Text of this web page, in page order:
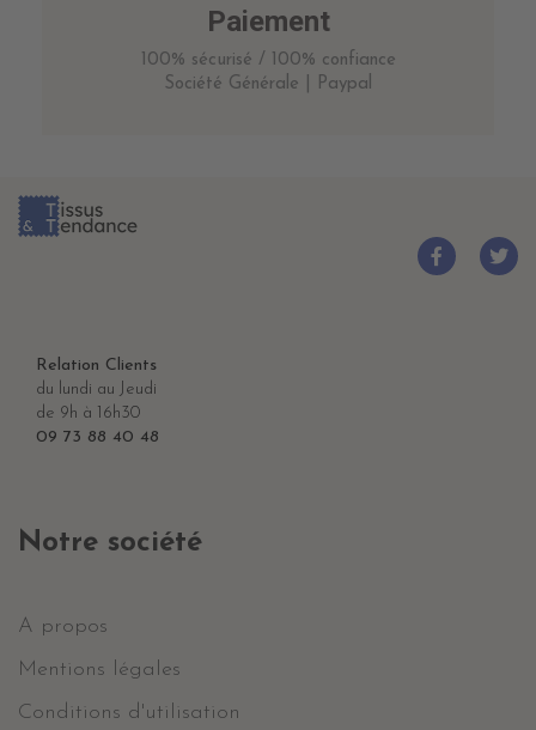
Paiement
100% sécurisé / 100% confiance
Société Générale | Paypal
Relation Clients
du lundi au Jeudi
de 9h à 16h30
09 73 88 40 48
Notre société
A propos
Mentions légales
Conditions d'utilisation